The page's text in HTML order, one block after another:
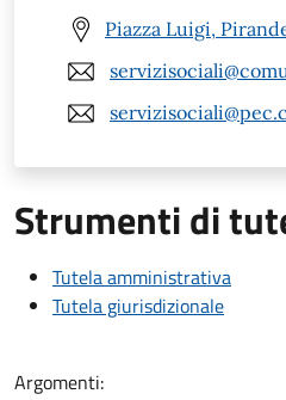
Piazza Luigi,
Strumenti di
Tutela amministrativa
Tutela giurisdizionale
Argomenti: